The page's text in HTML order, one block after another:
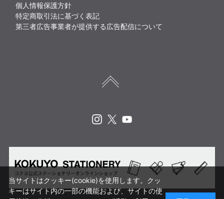
個人情報保護方針
特定商取引法に基づく表記
第三者広告事業者が提供する広告配信について
当サイトはクッキー(cookie)を使用します。クッ
キーはサイト内の一部の機能および、サイトの使